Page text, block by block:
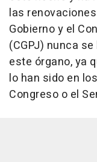
las
Gobierno y el
(CGPJ) nunca
este órgano, ya
lo han sido en
Congreso o el